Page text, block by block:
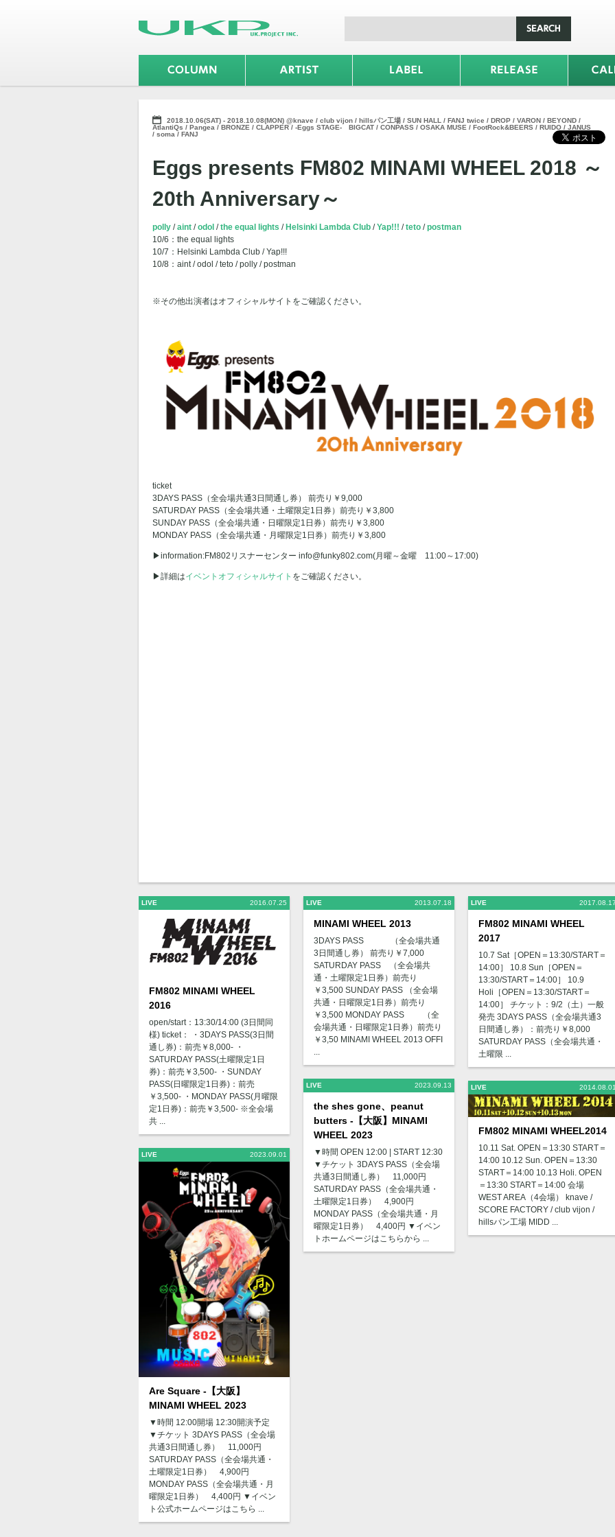
2018.10.06(SAT) - 2018.10.08(MON) @knave / club vijon / hillsパン工場 / SUN HALL / FANJ twice / DROP / VARON / BEYOND /
AtlantiQs / Pangea / BRONZE / CLAPPER / -Eggs STAGE- BIGCAT / CONPASS / OSAKA MUSE / FootRock&BEERS / RUIDO / JANUS
/ soma / FANJ
Eggs presents FM802 MINAMI WHEEL 2018 ～
20th Anniversary～
polly aint odol the equal lights Helsinki Lambda Club Yap!!! teto
postman
10/6：the equal lights
10/7：Helsinki Lambda Club / Yap!!!
10/8：aint / odol / teto / polly / postman
※その他出演者はオフィシャルサイトをご確認ください。
ticket
3DAYS PASS（全会場共通3日間通し券） 前売り￥9,000
SATURDAY PASS（全会場共通・土曜限定1日券）前売り￥3,800
SUNDAY PASS（全会場共通・日曜限定1日券）前売り￥3,800
MONDAY PASS（全会場共通・月曜限定1日券）前売り￥3,800
▶︎information:FM802リスナーセンター info@funky802.com(月曜～金曜 11:00～17:00)
▶︎詳細はイベントオフィシャルサイト をご確認ください。
LIVE 2016.07.25
FM802 MINAMI WHEEL
2016
open/start：13:30/14:00 (3日間同
様) ticket： ・3DAYS PASS(3日間
通し券)：前売￥8,000- ・
SATURDAY PASS(土曜限定1日
券)：前売￥3,500- ・SUNDAY
PASS(日曜限定1日券)：前売
￥3,500- ・MONDAY PASS(月曜限
定1日券)：前売￥3,500- ※全会場
共 ...
LIVE 2023.09.01
Are Square -【大阪】
MINAMI WHEEL 2023
▼時間 12:00開場 12:30開演予定
▼チケット 3DAYS PASS（全会場
共通3日間通し券） 11,000円
SATURDAY PASS（全会場共通・
土曜限定1日券） 4,900円
MONDAY PASS（全会場共通・月
曜限定1日券） 4,400円 ▼イベン
ト公式ホームページはこちら ...
LIVE 2013.07.18
MINAMI WHEEL 2013
3DAYS PASS （全会場共通
3日間通し券） 前売り￥7,000
SATURDAY PASS （全会場共
通・土曜限定1日券）前売り
￥3,500 SUNDAY PASS （全会場
共通・日曜限定1日券）前売り
￥3,500 MONDAY PASS （全
会場共通・日曜限定1日券）前売り
￥3,50 MINAMI WHEEL 2013 OFFI
...
LIVE 2023.09.13
the shes gone、peanut
butters -【大阪】MINAMI
WHEEL 2023
▼時間 OPEN 12:00 | START 12:30
▼チケット 3DAYS PASS（全会場
共通3日間通し券） 11,000円
SATURDAY PASS（全会場共通・
土曜限定1日券） 4,900円
MONDAY PASS（全会場共通・月
曜限定1日券） 4,400円 ▼イベン
トホームページはこちらから ...
LIVE
FM802 MINAMI WHEEL
2017
10.7 Sat［OPEN＝13:30/START＝
14:00］ 10.8 Sun［OPEN＝
13:30/START＝14:00］ 10.9
Holi［OPEN＝13:30/START＝
14:00］ チケット：9/2（土）一般
発売 3DAYS PASS（全会場共通3
日間通し券）：前売り￥8,000
SATURDAY PASS（全会場共通・
土曜限 ...
LIVE
FM802 MINAMI WHEEL2014
10.11 Sat. OPEN＝13:30 START＝
14:00 10.12 Sun. OPEN＝13:30
START＝14:00 10.13 Holi. OPEN
＝13:30 START＝14:00 会場
WEST AREA（4会場） knave /
SCORE FACTORY / club vijon /
hillsパン工場 MIDD ...